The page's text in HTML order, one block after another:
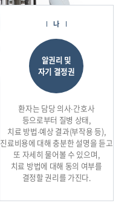
나
알권리 및
자기 결정권
환자는 담당 의사∙간호사
등으로부터 질병 상태,
치료 방법∙예상 결과(부작용 등),
진료비용에 대해 충분한 설명을 듣고
또 자세히 물어볼 수 있으며,
치료 방법에 대해 동의 여부를
결정할 권리를 가진다.